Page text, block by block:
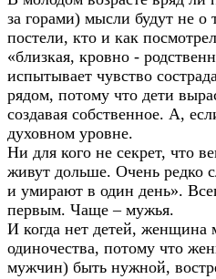
за горами) мысли будут не
постели, кто и как
«близкая, кровно -
испытывает чувство
рядом, потому что дети
создавая собственное. А,
духовном уровне.
Ни для кого не секрет, что
живут дольше. Очень редко
и умирают в один день».
первым. Чаще – мужья.
И когда нет детей, женщина
одиночества, потому что
мужчин) быть нужной,